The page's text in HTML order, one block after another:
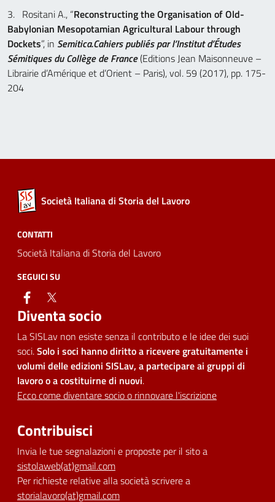
3. Rositani A., “Reconstructing the Organisation of Old-
Babylonian Mesopotamian Agricultural Labour through
Dockets”, in Semitica.Cahiers publiés par l’Institut d’Études
Sémitiques du Collège de France(Editions Jean Maisonneuve –
Librairie d’Amérique et d’Orient – Paris), vol. 59 (2017), pp. 175-
204
Società Italiana di Storia del Lavoro
CONTATTI
Società Italiana di Storia del Lavoro
SEGUICI SU
facebook
Diventa socio
La SISLav non esiste senza il contributo e le idee dei suoi
soci.Solo i soci hanno diritto a ricevere gratuitamente i
volumi delle edizioni SISLav, a partecipare ai gruppi di
lavoro o a costituirne di nuovi.
Ecco come diventare socio o rinnovare l'iscrizione
Contribuisci
Invia le tue segnalazioni e proposte per il sito a
sistolaweb(at)gmail.com
Per richieste relative alla società scrivere a
storialavoro(at)gmail.com